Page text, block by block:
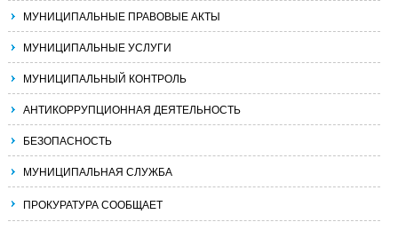
МУНИЦИПАЛЬНЫЕ ПРАВОВЫЕ АКТЫ
МУНИЦИПАЛЬНЫЕ УСЛУГИ
МУНИЦИПАЛЬНЫЙ КОНТРОЛЬ
АНТИКОРРУПЦИОННАЯ ДЕЯТЕЛЬНОСТЬ
БЕЗОПАСНОСТЬ
МУНИЦИПАЛЬНАЯ СЛУЖБА
ПРОКУРАТУРА СООБЩАЕТ